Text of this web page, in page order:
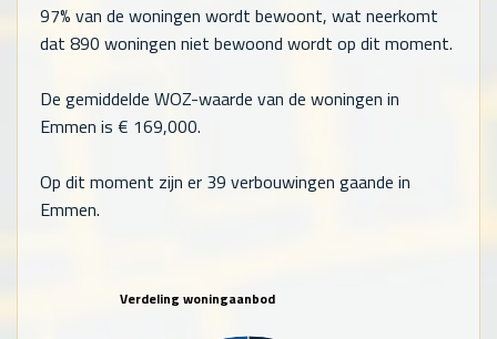
97% van de woningen wordt bewoont, wat neerkomt
dat 890 woningen niet bewoond wordt op dit moment.
De gemiddelde WOZ-waarde van de woningen in
Emmen is € 169,000.
Op dit moment zijn er 39 verbouwingen gaande in
Emmen.
Verdeling woningaanbod